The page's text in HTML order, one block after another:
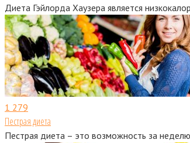
Диета Гэйлорда Хаузера является
1 279
Пестрая диета
Пестрая диета – это возможность за